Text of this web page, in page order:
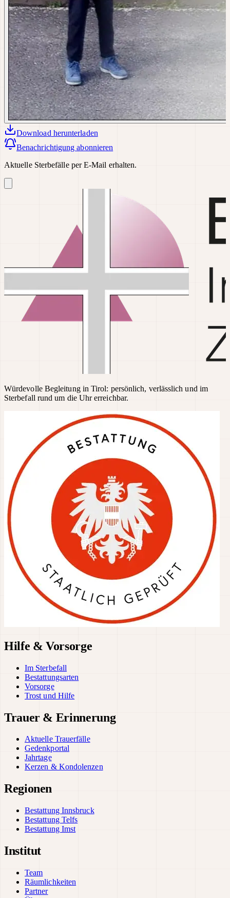
Download herunterladen
Benachrichtigung abonnieren
Aktuelle Sterbefälle per E-Mail erhalten.
Würdevolle Begleitung in Tirol: persönlich, verlässlich und im
Sterbefall rund um die Uhr erreichbar.
Hilfe & Vorsorge
Im Sterbefall
Bestattungsarten
Vorsorge
Trost und Hilfe
Trauer & Erinnerung
Aktuelle Trauerfälle
Gedenkportal
Jahrtage
Kerzen & Kondolenzen
Regionen
Bestattung Innsbruck
Bestattung Telfs
Bestattung Imst
Institut
Team
Räumlichkeiten
Partner